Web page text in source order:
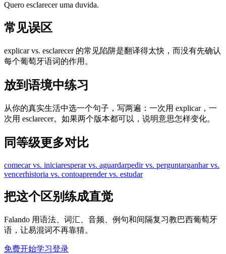
Quero esclarecer uma duvida.
常见误区
explicar vs. esclarecer 的常见陷阱是翻译得太快，而没有先确认
每个葡萄牙语词的作用。
放到语境中练习
从你的真实生活中选一个句子，写两遍：一次用 explicar，一
次用 esclarecer。如果两个版本都可以，说明意思怎样变化。
同等级更多对比
comecar vs. iniciaresperar vs. aguardarpedir vs. perguntarganhar vs.
vencerhistoria vs. contoaprender vs. estudar
把这个区别练成直觉
Falando 用语法、词汇、音频、例句和间隔复习教巴西葡萄牙
语，让易混词不再靠猜。
免费开始学习登录